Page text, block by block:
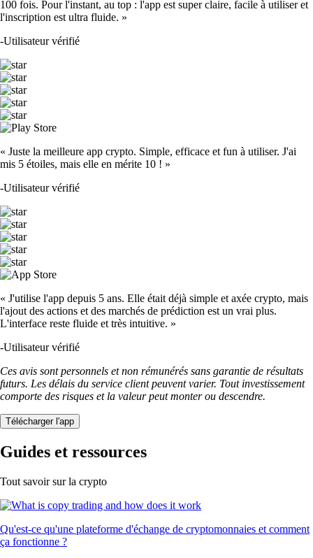
100 fois. Pour l'instant, au top : l'app est super claire, facile à utiliser et
l'inscription est ultra fluide. »
-Utilisateur vérifié
« Juste la meilleure app crypto. Simple, efficace et fun à utiliser. J'ai
mis 5 étoiles, mais elle en mérite 10 ! »
-Utilisateur vérifié
« J'utilise l'app depuis 5 ans. Elle était déjà simple et axée crypto, mais
l'ajout des actions et des marchés de prédiction est un vrai plus.
L'interface reste fluide et très intuitive. »
-Utilisateur vérifié
Ces avis sont personnels et non rémunérés sans garantie de résultats
futurs. Les délais du service client peuvent varier. Tout investissement
comporte des risques et la valeur peut monter ou descendre.
Télécharger l'app
Guides et ressources
Tout savoir sur la crypto
Qu'est-ce qu'une plateforme d'échange de cryptomonnaies et comment
ça fonctionne ?